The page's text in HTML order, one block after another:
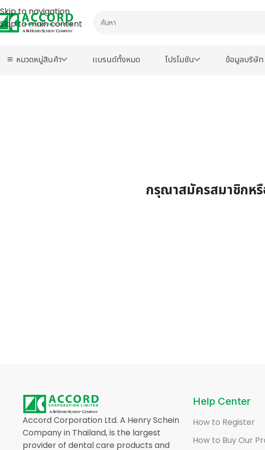
Skip to navigation
Skip to main content
หมวดหมู่สินค้า เเบรนด์ทั้งหมด โปรโมชัน ข้อมูลบริษัท
กรุณาสมัครสมาชิกหรื
Accord Corporation Ltd. A Henry Schein
Company in Thailand, is the largest
provider of dental care products and
Help Center
How to Register
How to Buy Our